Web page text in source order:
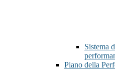
Sistema
Piano della